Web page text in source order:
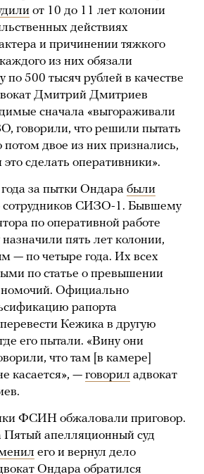
от 10 до 11 лет колонии
действиях
и причинении тяжкого
из них обязали
по 500 тысяч рублей в качестве
Дмитрий Дмитриев
сначала «выгораживали
говорили, что решили пытать
двое из них признались,
это сделать оперативники».
года за пытки Ондара были
сотрудников СИЗО-1. Бывшему
по оперативной работе
пять лет колонии,
— по четыре года. Их всех
по статье о превышении
Официально
рапорта
Кежика в другую
его пытали. «Вину они
что там [в камере]
касается», — говорил адвокат
ФСИН обжаловали приговор.
Пятый апелляционный суд
его и вернул дело
Ондара обратился